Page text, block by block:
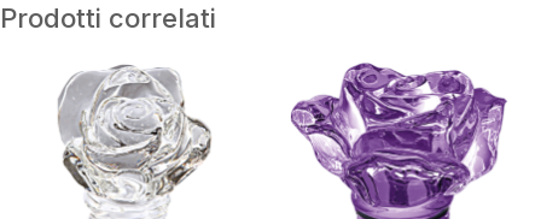
Prodotti correlati